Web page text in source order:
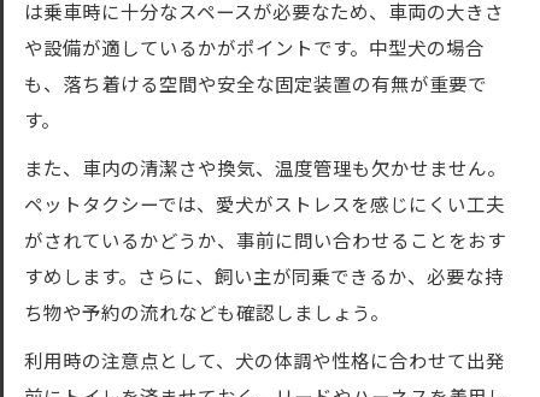
は乗車時に十分なスペースが必要なため、車両の大きさ
や設備が適しているかがポイントです。中型犬の場合
も、落ち着ける空間や安全な固定装置の有無が重要で
す。
また、車内の清潔さや換気、温度管理も欠かせません。
ペットタクシーでは、愛犬がストレスを感じにくい工夫
がされているかどうか、事前に問い合わせることをおす
すめします。さらに、飼い主が同乗できるか、必要な持
ち物や予約の流れなども確認しましょう。
利用時の注意点として、犬の体調や性格に合わせて出発